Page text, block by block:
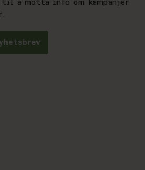
å motta info om kampanjer